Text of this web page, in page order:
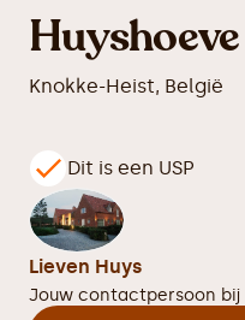
Huyshoeve
Knokke-Heist, België
Dit is een USP
Lieven Huys
Jouw contactpersoon bij